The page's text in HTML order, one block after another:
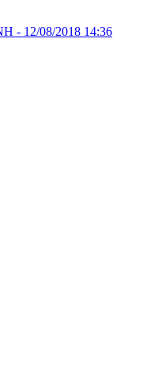
- 12/08/2018 14:36